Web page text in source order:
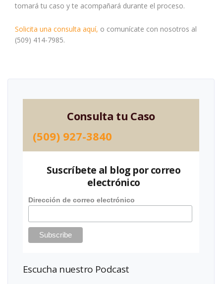
tomará tu caso y te acompañará durante el proceso.
Solicita una consulta aquí, o comunícate con nosotros al
(509) 414-7985.
Consulta tu Caso
(509) 927-3840
Suscríbete al blog por correo
electrónico
Dirección de correo electrónico
Escucha nuestro Podcast